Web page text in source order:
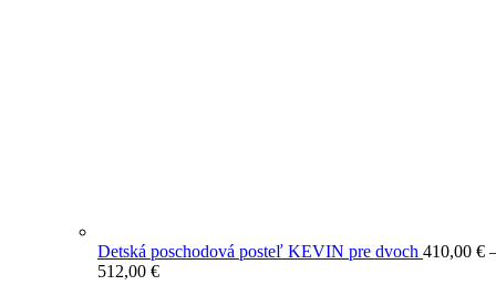
Detská poschodová posteľ KEVIN pre dvoch 410,00 €
512,00 €Price